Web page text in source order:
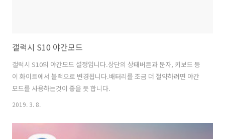
갤럭시 S10 야간모드
갤럭시 S10의 야간모드 설정입니다.상단의 상태버튼과 문자, 키보드 등
이 화이트에서 블랙으로 변경됩니다.배터리를 조금 더 절약하려면 야간
모드를 사용하는것이 좋을 듯 합니다.
2019. 3. 8.